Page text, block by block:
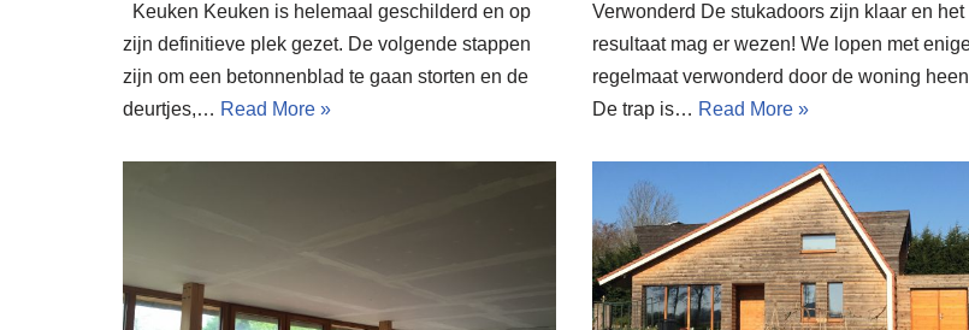
Keuken Keuken is helemaal geschilderd en op
zijn definitieve plek gezet. De volgende stappen
zijn om een betonnenblad te gaan storten en de
deurtjes,… Read More »
Verwonderd De stukadoors zijn klaar en het
resultaat mag er wezen! We lopen met
regelmaat verwonderd door de woning
De trap is… Read More »